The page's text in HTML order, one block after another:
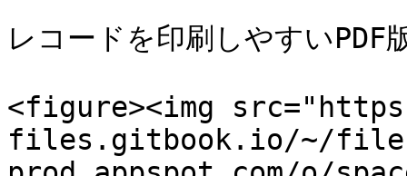
レコードを印刷しやすいPDF
<figure><img
files.gitbook.io/~/